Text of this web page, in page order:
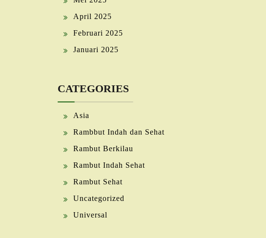
April 2025
Februari 2025
Januari 2025
CATEGORIES
Asia
Rambbut Indah dan Sehat
Rambut Berkilau
Rambut Indah Sehat
Rambut Sehat
Uncategorized
Universal